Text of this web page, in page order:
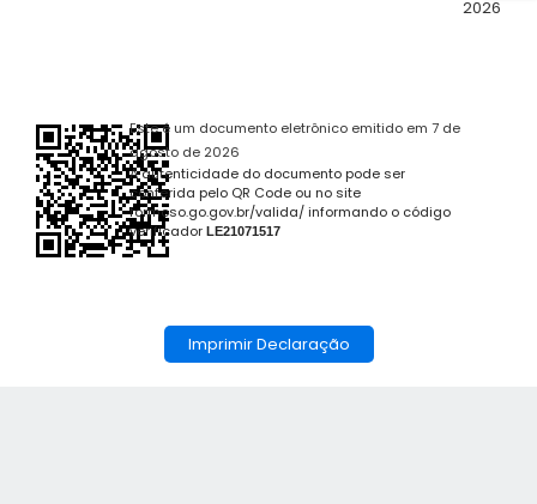
2026
Este é um documento eletrônico emitido em 7 de
agosto de 2026
A autenticidade do documento pode ser
conferida pelo QR Code ou no site
formoso.go.gov.br/valida/ informando o código
verificadorLE21071517
Imprimir Declaração